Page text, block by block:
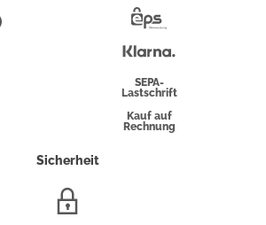
Maestro
Überweisung
SEPA-
Lastschrift
Kauf auf
Rechnung
Sicherheit